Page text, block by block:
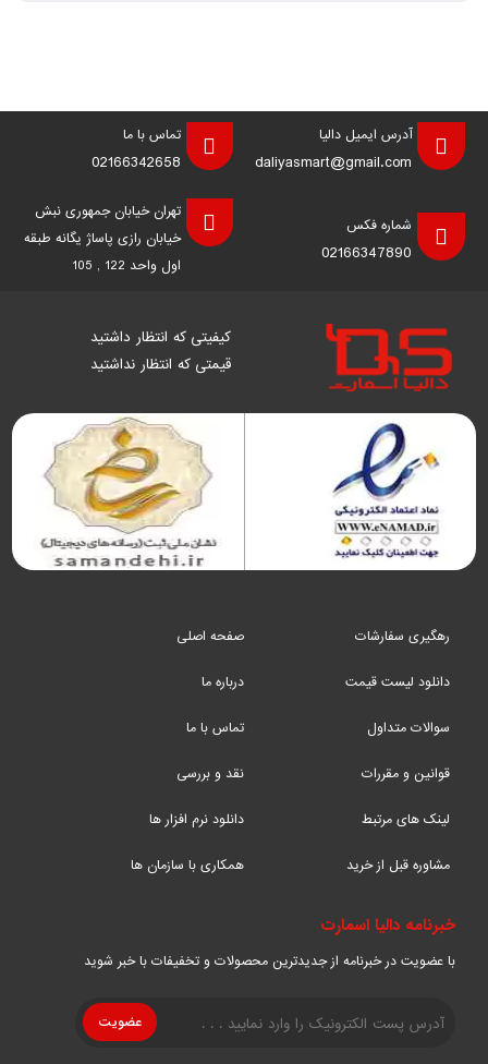
آدرس ایمیل دالیا
daliyasmart@gmail.com
تماس با ما
02166342658
شماره فکس
02166347890
تهران خیابان جمهوری نبش
خیابان رازی پاساژ یگانه طبقه
اول واحد 122 , 105
کیفیتی که انتظار داشتید
قیمتی که انتظار نداشتید
رهگیری سفارشات
دانلود لیست قیمت
سوالات متداول
قوانین و مقررات
لینک های مرتبط
مشاوره قبل از خرید
صفحه اصلی
درباره ما
تماس با ما
نقد و بررسی
دانلود نرم افزار ها
همکاری با سازمان ها
خبرنامه دالیا اسمارت
با عضویت در خبرنامه از جدیدترین محصولات و تخفیفات با خبر شوید